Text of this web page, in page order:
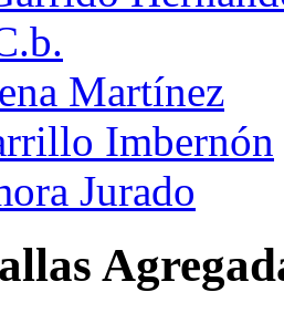
Martínez
Imbernón
Jurado